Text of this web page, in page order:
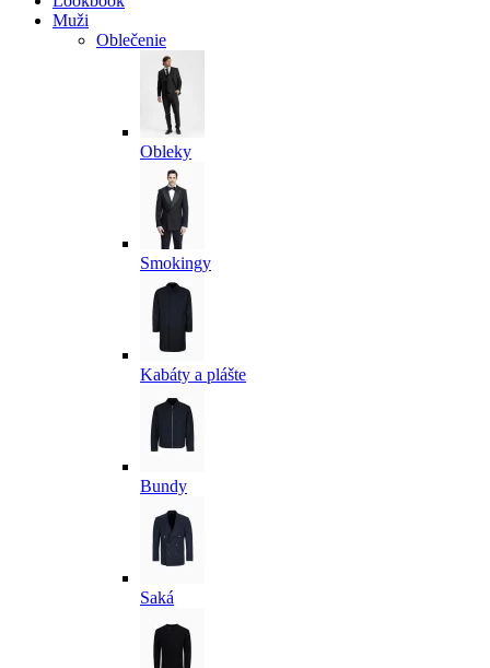
Muži
Oblečenie
Obleky
Smokingy
Kabáty a plášte
Bundy
Saká